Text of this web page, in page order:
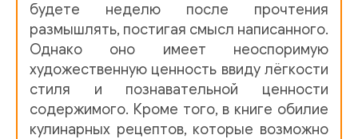
Deti_Galaktiki_22
Deti_Galaktiki_23
Deti_Galaktiki_24
Deti_Galaktiki_25
будете неделю после прочтения
размышлять, постигая смысл написанного.
Однако оно имеет неоспоримую
художественную ценность ввиду лёгкости
стиля и познавательной ценности
содержимого. Кроме того, в книге обилие
кулинарных рецептов, которые возможно